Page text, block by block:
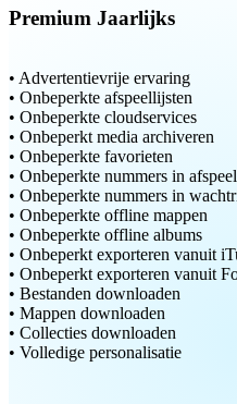
Premium Jaarlijks
• Advertentievrije ervaring
• Onbeperkte afspeellijsten
• Onbeperkte cloudservices
• Onbeperkt media archiveren
• Onbeperkte favorieten
• Onbeperkte nummers in
• Onbeperkte nummers in
• Onbeperkte offline mappen
• Onbeperkte offline albums
• Onbeperkt exporteren vanuit
• Onbeperkt exporteren vanuit
• Bestanden downloaden
• Mappen downloaden
• Collecties downloaden
• Volledige personalisatie